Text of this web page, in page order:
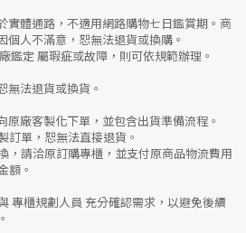
實體通路，不適用網路購物七日鑑賞期 。商
個人不滿意，恕無法退貨或換購。
鑑定 屬瑕疵或故障，則可依規範辦理。
無法退貨或換貨。
原廠客製化下單 ，並包含出貨準備流程。
訂單，恕無法直接退貨。
，請洽原訂購專櫃，並支付原商品物流費用
額 。
專櫃規劃人員 充分確認需求，以避免後續